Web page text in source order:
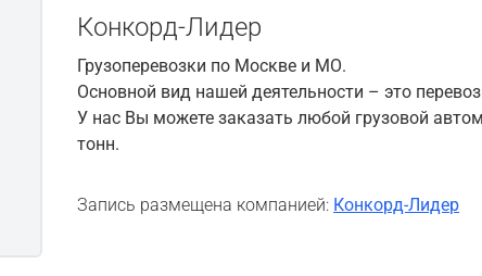
Конкорд-Лидер
Грузоперевозки по Москве и МО.
Основной вид нашей деятельности – это
У нас Вы можете заказать любой грузовой
тонн.
Запись размещена компанией: Конкорд-Лидер